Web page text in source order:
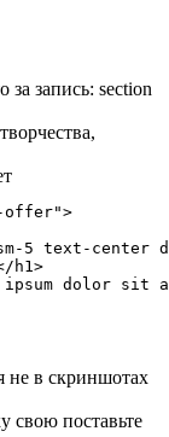
за запись: section
offer">
не в скриншотах
свою поставьте